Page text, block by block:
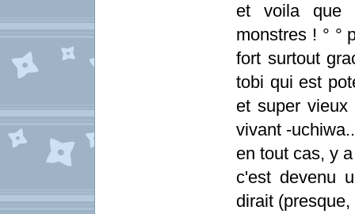
et voila que
monstres ! ° °
fort surtout
tobi qui est
et super
vivant -
en tout cas, y
c'est devenu
dirait